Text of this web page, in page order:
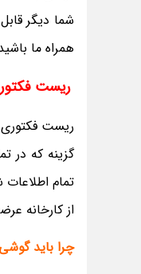
شما دیگر قابل بازیابی نیستند؟1 اگر این
همراه ما
ریست
گزینه که در
تمام
از کارخانه
چرا باید